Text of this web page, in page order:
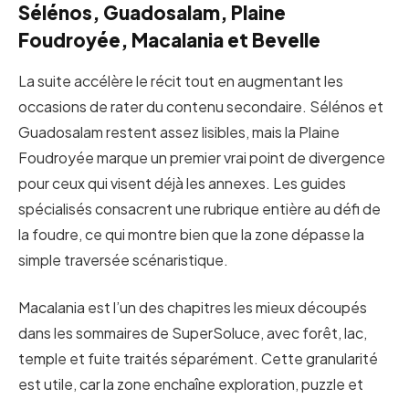
Sélénos, Guadosalam, Plaine
Foudroyée, Macalania et Bevelle
La suite accélère le récit tout en augmentant les
occasions de rater du contenu secondaire. Sélénos et
Guadosalam restent assez lisibles, mais la Plaine
Foudroyée marque un premier vrai point de divergence
pour ceux qui visent déjà les annexes. Les guides
spécialisés consacrent une rubrique entière au défi de
la foudre, ce qui montre bien que la zone dépasse la
simple traversée scénaristique.
Macalania est l’un des chapitres les mieux découpés
dans les sommaires de SuperSoluce, avec forêt, lac,
temple et fuite traités séparément. Cette granularité
est utile, car la zone enchaîne exploration, puzzle et